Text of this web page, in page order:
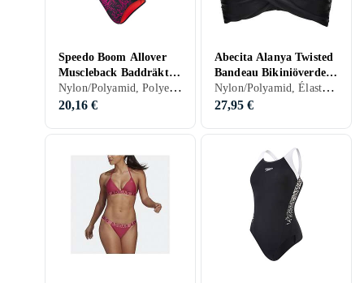
Speedo Boom Allover
Muscleback Baddräkt
(Femme)
Nylon/Polyamid, Polyester, Élasthanne/Spandex/Lycra, Néoprène, 32, 34, 36, 38, 40, 42, 44, 46, 48, 50, 54, 52, S, M, L, XL, XXL, XS, Noir, Blanc, Gris, Bleu, Rouge, Jaune, Orange, Vert, Rose, Violet, Maillot de bain
20,16 €
Abecita Alanya Twisted
Bandeau Bikiniöverdel
(Femme)
Nylon/Polyamid, Élasthanne/Spandex/Lycra, 36, 38, 40, 42, 44, Noir, Turkos, Bleu, Rouge, Vert, Rose, Hauts de bikini
27,95 €